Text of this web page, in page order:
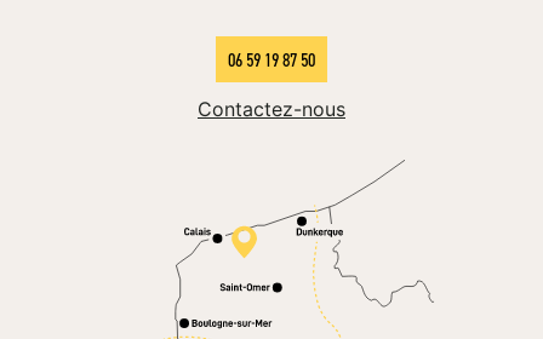
06 59 19 87 50
Contactez-nous